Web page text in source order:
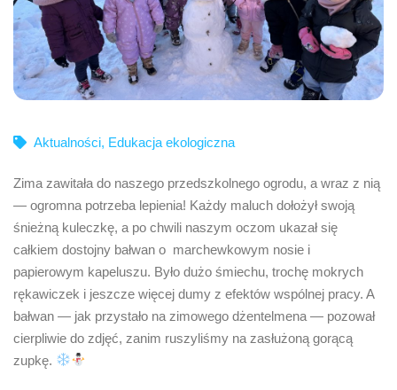
Aktualności, Edukacja ekologiczna
Zima zawitała do naszego przedszkolnego ogrodu, a wraz z nią
— ogromna potrzeba lepienia! Każdy maluch dołożył swoją
śnieżną kuleczkę, a po chwili naszym oczom ukazał się
całkiem dostojny bałwan o marchewkowym nosie i
papierowym kapeluszu. Było dużo śmiechu, trochę mokrych
rękawiczek i jeszcze więcej dumy z efektów wspólnej pracy. A
bałwan — jak przystało na zimowego dżentelmena — pozował
cierpliwie do zdjęć, zanim ruszyliśmy na zasłużoną gorącą
zupkę.